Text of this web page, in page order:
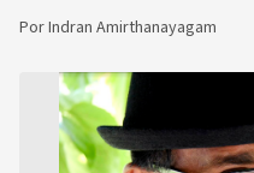
PorIndran Amirthanayagam